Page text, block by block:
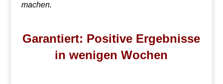
machen.
Garantiert: Positive Ergebnisse
in wenigen Wochen